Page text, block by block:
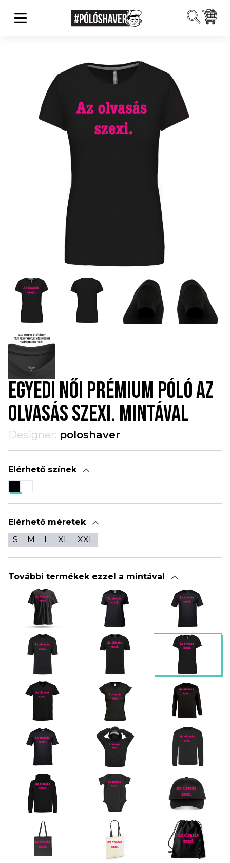
EGYEDI NŐI PRÉMIUM PÓLÓ AZ
OLVASÁS SZEXI. MINTÁVAL
Designer: poloshaver
Elérhető színek
Elérhető méretek
S
M L XL XXL
További termékek ezzel a mintával